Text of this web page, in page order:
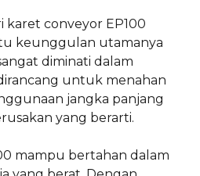
karet conveyor EP100
keunggulan utamanya
diminati dalam
untuk menahan
jangka panjang
yang berarti.
mampu bertahan dalam